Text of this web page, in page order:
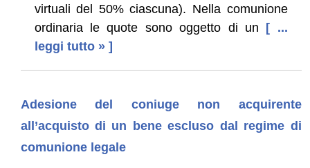
virtuali del 50% ciascuna). Nella comunione
ordinaria le quote sono oggetto di un [ ...
leggi tutto » ]
Adesione del coniuge non acquirente
all’acquisto di un bene escluso dal regime di
comunione legale